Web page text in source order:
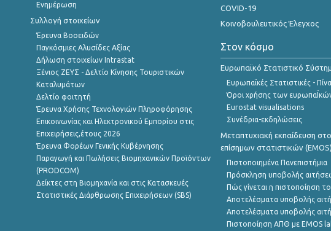
Ενημέρωση
Συλλογή στοιχείων
Έρευνα Βοοειδών
Παγκόσμιες Αλυσίδες Αξίας
Δήλωση στοιχείων Intrastat
Ξένιος ΖΕΥΣ - Δελτίο Κίνησης Τουριστικών
Καταλυμάτων
Δελτίο φοιτητή
Έρευνα Χρήσης Τεχνολογιών Πληροφόρησης
Επικοινωνίας και Ηλεκτρονικού Εμπορίου στις
Επιχειρήσεις,έτους 2026
Έρευνα Φορέων Γενικής Κυβέρνησης
Παραγωγή και Πωλήσεις Βιομηχανικών Προϊόντων
(PRODCOM)
Δείκτες στη Βιομηχανία και στις Κατασκευές
Στατιστικές Διάρθρωσης Επιχειρήσεων (SBS)
COVID-19
Κοινοβουλευτικός Έλεγχος
Στον κόσμο
Ευρωπαϊκό Στατιστικό
Ευρωπαϊκές Στατιστικές -
Όροι χρήσης των
Eurostat visualisations
Συνέδρια-εκδηλώσεις
Μεταπτυχιακή εκπαίδευση
επίσημων στατιστικών (EMOS)
Πιστοποιημένα Πανεπιστήμια
Πρόσκληση υποβολής
Πώς γίνεται η πιστοποίηση
Αποτελέσματα υποβολής
Αποτελέσματα υποβολής
Πιστοποίηση ΑΠΘ με EMOS